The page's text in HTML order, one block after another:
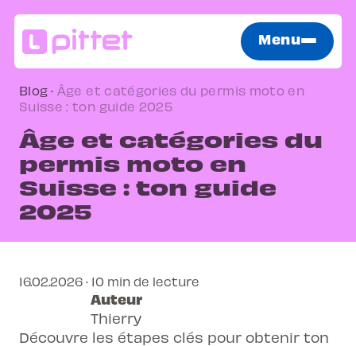
Menu
Blog · Âge et catégories du permis moto en
Suisse : ton guide 2025
Âge et catégories du
permis moto en
Suisse : ton guide
2025
Découvre les étapes clés pour obtenir ton
16.02.2026 · 10 min de lecture
Auteur
Thierry